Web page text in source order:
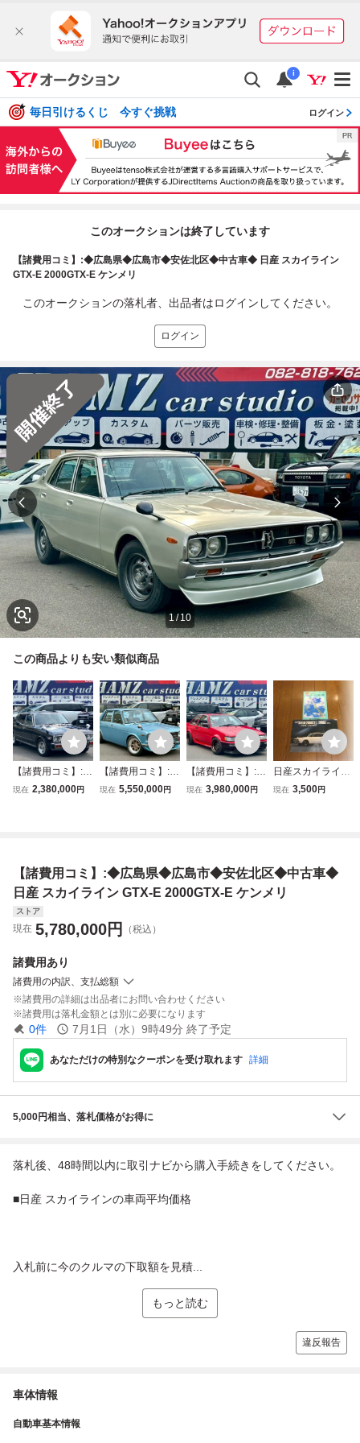
i
毎日引けるくじ 今すぐ挑戦 ログイン
このオークションは終了しています
【諸費用コミ】:◆広島県◆広島市◆安佐北区◆中古車◆ 日産 スカイライン
GTX-E 2000GTX-E ケンメリ
このオークションの落札者、出品者はログインしてください。
ログイン
1/10
この商品よりも安い類似商品
【諸費用コミ】:◆
広島県◆広島市◆
現在 2,380,000円
【諸費用コミ】:◆
広島県◆広島市◆
現在 5,550,000円
【諸費用コミ】:◆
広島県◆広島市◆
現在 3,980,000円
日産スカイライン
旧車 2000GTX-E
現在 3,500円
【諸費用コミ】:◆広島県◆広島市◆安佐北区◆中古車◆
日産 スカイライン GTX-E 2000GTX-E ケンメリ
ストア
現在 5,780,000円 （税込）
諸費用あり
諸費用の内訳、支払総額
諸費用の詳細は出品者にお問い合わせください
諸費用は落札金額とは別に必要になります
0件 7月1日（水）9時49分 終了予定
あなただけの特別なクーポンを受け取れます 詳細
5,000円相当、落札価格がお得に
落札後、48時間以内に取引ナビから購入手続きをしてください。
■日産 スカイラインの車両平均価格
入札前に今のクルマの下取額を見積...
もっと読む
違反報告
車体情報
自動車基本情報